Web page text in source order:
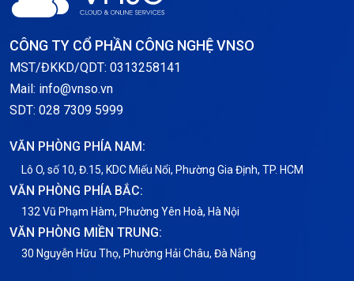
Thông báo
Thông tin chung
Tin tức
VNPT
CÔNG TY CỔ PHẦN CÔNG NGHỆ VNSO
MST/ĐKKD/QDT: 0313258141
Mail: info@vnso.vn
SDT: 028 7309 5999
VĂN PHÒNG PHÍA NAM:
Lô O, số 10, Đ.15, KDC Miếu Nổi, Phường Gia Định, TP. HCM
VĂN PHÒNG PHÍA BẮC:
132 Vũ Phạm Hàm, Phường Yên Hoà, Hà Nội
VĂN PHÒNG MIỀN TRUNG:
30 Nguyễn Hữu Thọ, Phường Hải Châu, Đà Nẵng